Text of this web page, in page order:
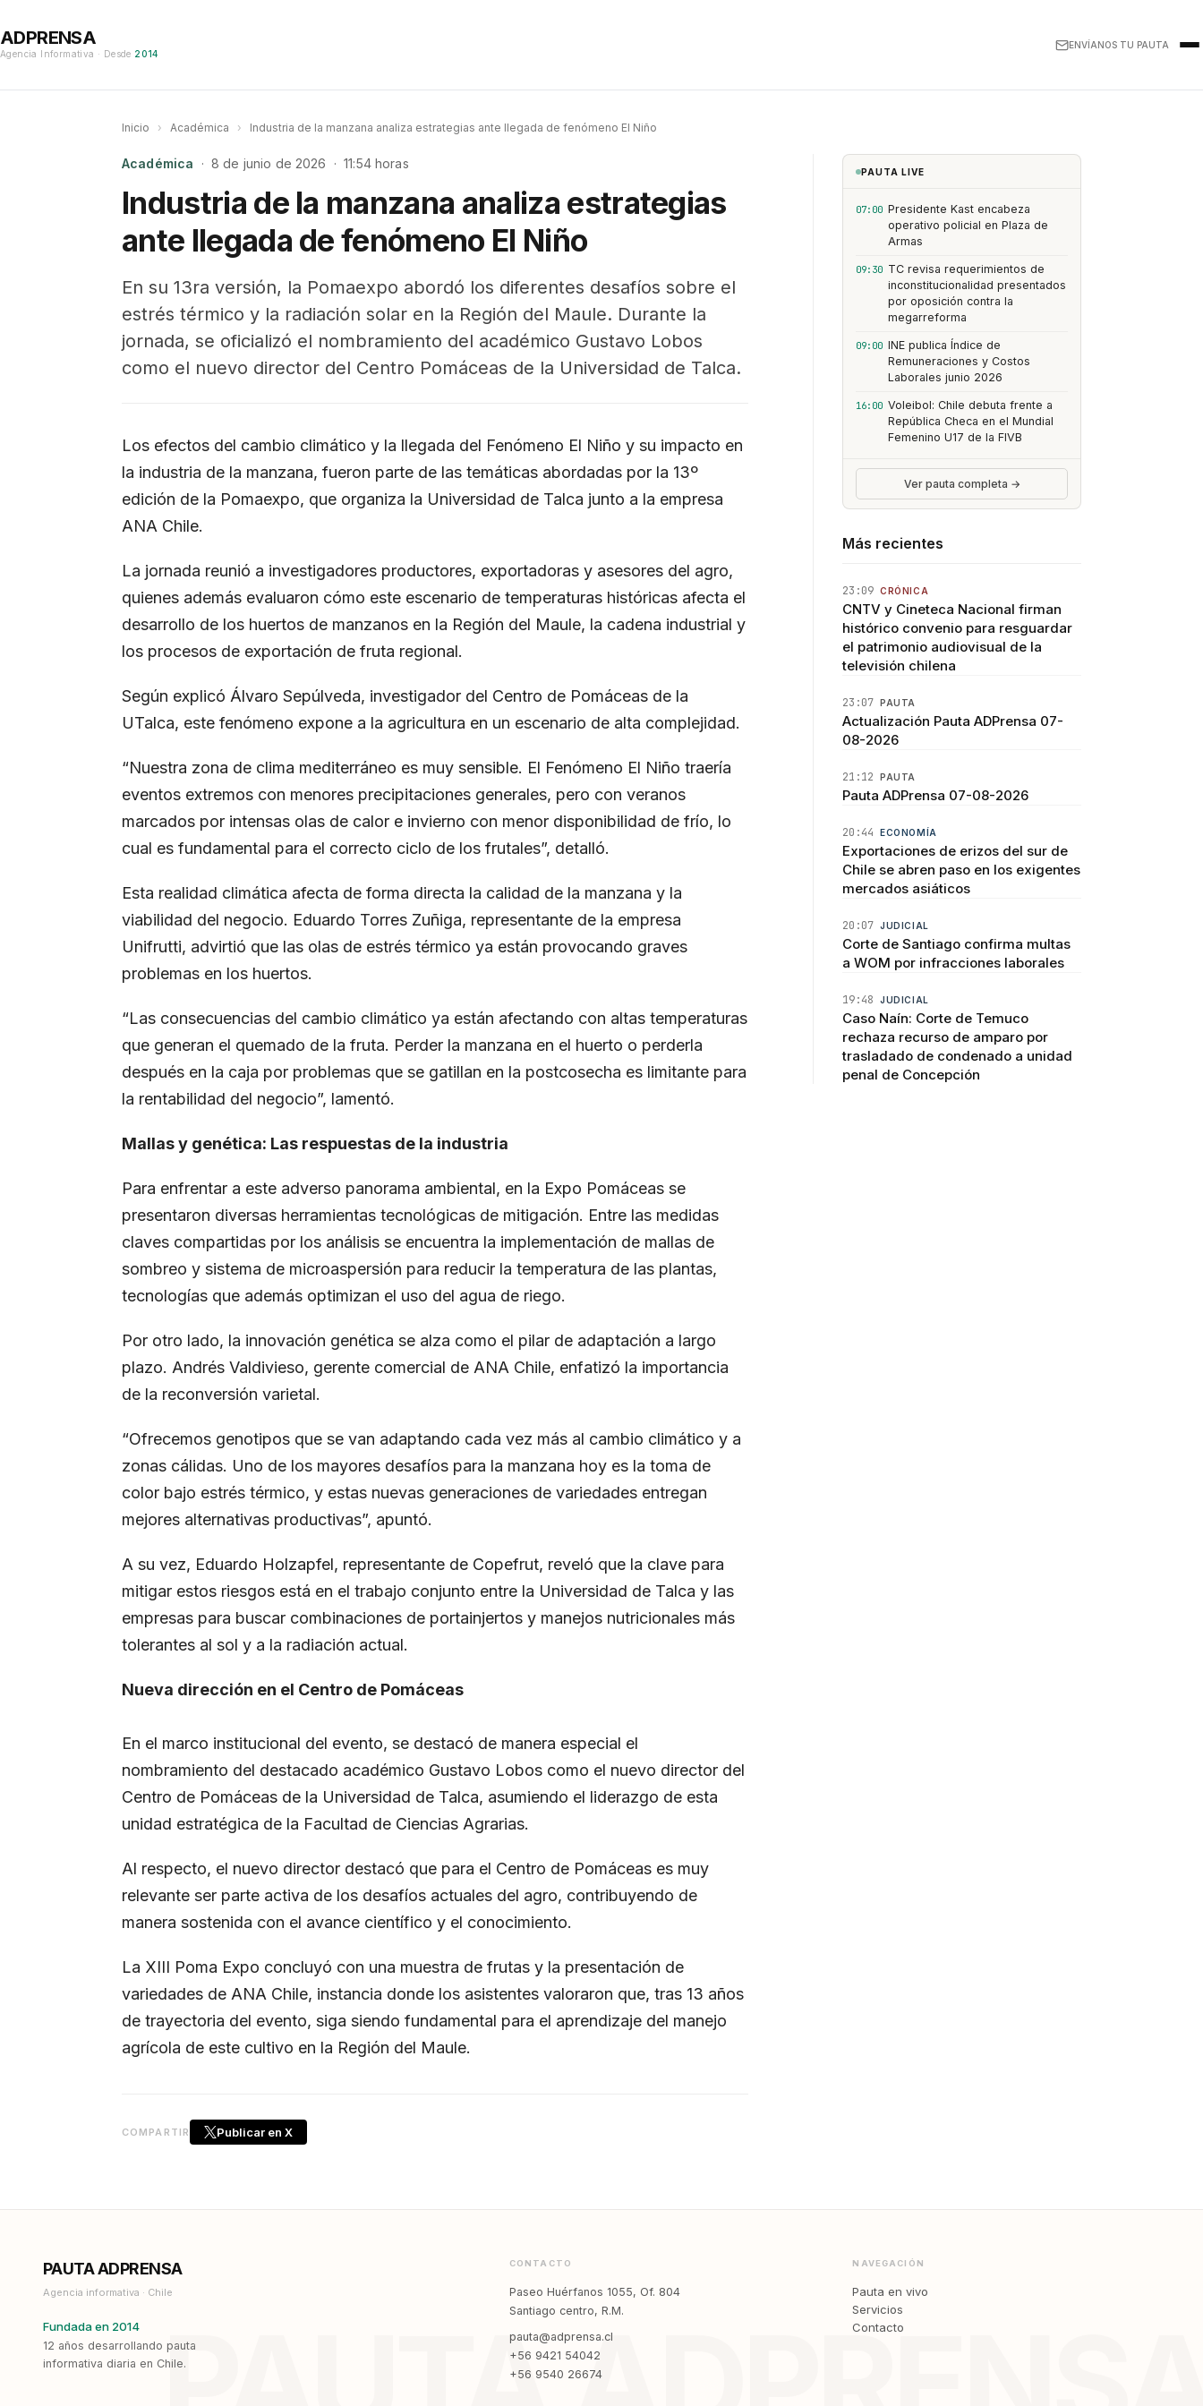
ADPRENSA
Agencia Informativa · Desde 2014
ENVÍANOS TU PAUTA
Inicio › Académica › Industria de la manzana analiza estrategias ante llegada de fenómeno El Niño
Académica · 8 de junio de 2026 · 11:54 horas
Industria de la manzana analiza estrategias
ante llegada de fenómeno El Niño
En su 13ra versión, la Pomaexpo abordó los diferentes desafíos sobre el
estrés térmico y la radiación solar en la Región del Maule. Durante la
jornada, se oficializó el nombramiento del académico Gustavo Lobos
como el nuevo director del Centro Pomáceas de la Universidad de Talca.
Los efectos del cambio climático y la llegada del Fenómeno El Niño y su impacto en
la industria de la manzana, fueron parte de las temáticas abordadas por la 13º
edición de la Pomaexpo, que organiza la Universidad de Talca junto a la empresa
ANA Chile.
La jornada reunió a investigadores productores, exportadoras y asesores del agro,
quienes además evaluaron cómo este escenario de temperaturas históricas afecta el
desarrollo de los huertos de manzanos en la Región del Maule, la cadena industrial y
los procesos de exportación de fruta regional.
Según explicó Álvaro Sepúlveda, investigador del Centro de Pomáceas de la
UTalca, este fenómeno expone a la agricultura en un escenario de alta complejidad.
“Nuestra zona de clima mediterráneo es muy sensible. El Fenómeno El Niño traería
eventos extremos con menores precipitaciones generales, pero con veranos
marcados por intensas olas de calor e invierno con menor disponibilidad de frío, lo
cual es fundamental para el correcto ciclo de los frutales”, detalló.
Esta realidad climática afecta de forma directa la calidad de la manzana y la
viabilidad del negocio. Eduardo Torres Zuñiga, representante de la empresa
Unifrutti, advirtió que las olas de estrés térmico ya están provocando graves
problemas en los huertos.
“Las consecuencias del cambio climático ya están afectando con altas temperaturas
que generan el quemado de la fruta. Perder la manzana en el huerto o perderla
después en la caja por problemas que se gatillan en la postcosecha es limitante para
la rentabilidad del negocio”, lamentó.
Mallas y genética: Las respuestas de la industria
Para enfrentar a este adverso panorama ambiental, en la Expo Pomáceas se
presentaron diversas herramientas tecnológicas de mitigación. Entre las medidas
claves compartidas por los análisis se encuentra la implementación de mallas de
sombreo y sistema de microaspersión para reducir la temperatura de las plantas,
tecnologías que además optimizan el uso del agua de riego.
Por otro lado, la innovación genética se alza como el pilar de adaptación a largo
plazo. Andrés Valdivieso, gerente comercial de ANA Chile, enfatizó la importancia
de la reconversión varietal.
“Ofrecemos genotipos que se van adaptando cada vez más al cambio climático y a
zonas cálidas. Uno de los mayores desafíos para la manzana hoy es la toma de
color bajo estrés térmico, y estas nuevas generaciones de variedades entregan
mejores alternativas productivas”, apuntó.
A su vez, Eduardo Holzapfel, representante de Copefrut, reveló que la clave para
mitigar estos riesgos está en el trabajo conjunto entre la Universidad de Talca y las
empresas para buscar combinaciones de portainjertos y manejos nutricionales más
tolerantes al sol y a la radiación actual.
Nueva dirección en el Centro de Pomáceas
En el marco institucional del evento, se destacó de manera especial el
nombramiento del destacado académico Gustavo Lobos como el nuevo director del
Centro de Pomáceas de la Universidad de Talca, asumiendo el liderazgo de esta
unidad estratégica de la Facultad de Ciencias Agrarias.
Al respecto, el nuevo director destacó que para el Centro de Pomáceas es muy
relevante ser parte activa de los desafíos actuales del agro, contribuyendo de
manera sostenida con el avance científico y el conocimiento.
La XIII Poma Expo concluyó con una muestra de frutas y la presentación de
variedades de ANA Chile, instancia donde los asistentes valoraron que, tras 13 años
de trayectoria del evento, siga siendo fundamental para el aprendizaje del manejo
agrícola de este cultivo en la Región del Maule.
COMPARTIR Publicar en X
PAUTA LIVE
07:00 Presidente Kast encabeza
operativo policial en Plaza de
Armas
09:30 TC revisa requerimientos de
inconstitucionalidad presentados
por oposición contra la
megarreforma
09:00 INE publica Índice de
Remuneraciones y Costos
Laborales junio 2026
16:00 Voleibol: Chile debuta frente a
República Checa en el Mundial
Femenino U17 de la FIVB
Ver pauta completa →
Más recientes
23:09 CRÓNICA
CNTV y Cineteca Nacional firman
histórico convenio para resguardar
el patrimonio audiovisual de la
televisión chilena
23:07 PAUTA
Actualización Pauta ADPrensa 07-
08-2026
21:12 PAUTA
Pauta ADPrensa 07-08-2026
20:44 ECONOMÍA
Exportaciones de erizos del sur de
Chile se abren paso en los exigentes
mercados asiáticos
20:07 JUDICIAL
Corte de Santiago confirma multas
a WOM por infracciones laborales
19:48 JUDICIAL
Caso Naín: Corte de Temuco
rechaza recurso de amparo por
trasladado de condenado a unidad
penal de Concepción
PAUTA ADPRENSA
Agencia informativa · Chile
Fundada en 2014
12 años desarrollando pauta
informativa diaria en Chile.
CONTACTO
Paseo Huérfanos 1055, Of. 804
Santiago centro, R.M.
pauta@adprensa.cl
+56 9421 54042
+56 9540 26674
NAVEGACIÓN
Pauta en vivo
Servicios
Contacto